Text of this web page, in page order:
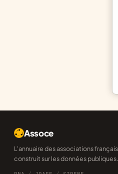
Assoce
L'annuaire des associations françaises,
construit sur les données publiques.